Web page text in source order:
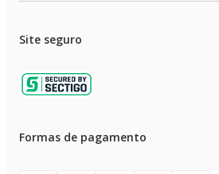
Site seguro
Formas de pagamento